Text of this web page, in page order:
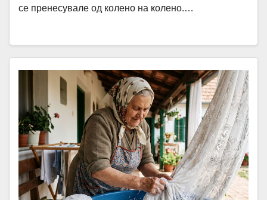
се пренесувале од колено на колено.…